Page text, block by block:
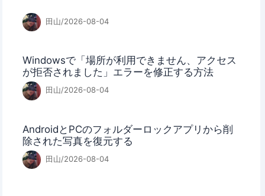
田山/2026-08-04
Windowsで「場所が利用できません、アクセス
が拒否されました」エラーを修正する方法
田山/2026-08-04
AndroidとPCのフォルダーロックアプリから削
除された写真を復元する
田山/2026-08-04